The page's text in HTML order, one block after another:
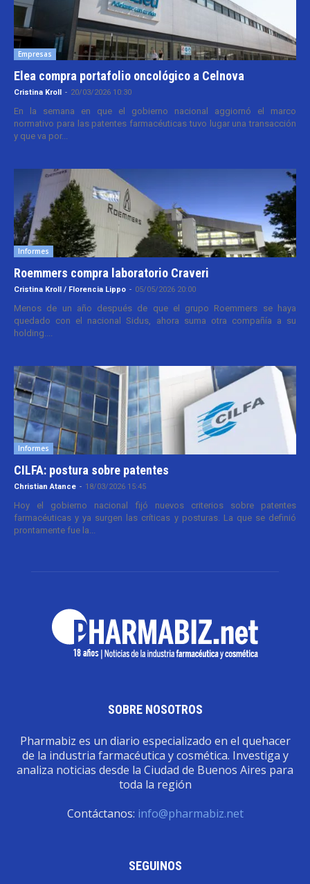
Empresas
Elea compra portafolio oncológico a Celnova
Cristina Kroll - 20/03/2026 10:30
En la semana en que el gobierno nacional aggiornó el marco
normativo para las patentes farmacéuticas tuvo lugar una transacción
y que va por...
Informes
Roemmers compra laboratorio Craveri
Cristina Kroll / Florencia Lippo - 05/05/2026 20:00
Menos de un año después de que el grupo Roemmers se haya
quedado con el nacional Sidus, ahora suma otra compañía a su
holding....
Informes
CILFA: postura sobre patentes
Christian Atance - 18/03/2026 15:45
Hoy el gobierno nacional fijó nuevos criterios sobre patentes
farmacéuticas y ya surgen las críticas y posturas. La que se definió
prontamente fue la...
SOBRE NOSOTROS
Pharmabiz es un diario especializado en el quehacer
de la industria farmacéutica y cosmética. Investiga y
analiza noticias desde la Ciudad de Buenos Aires para
toda la región
Contáctanos: info@pharmabiz.net
SEGUINOS